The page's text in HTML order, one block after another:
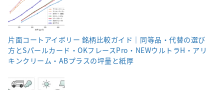
片面コートアイボリー 銘柄比較ガイド｜同等品・代替の選び
方とSパールカード・OKフレースPro・NEWウルトラH・アリ
キンクリーム・ABプラスの坪量と紙厚